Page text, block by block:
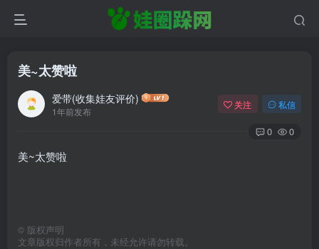
美~太赞啦
爱带(收集娃友评价)
1年前发布
关注 私信
0 0
美~太赞啦
© 版权声明
文章版权归作者所有，未经允许请勿转载。